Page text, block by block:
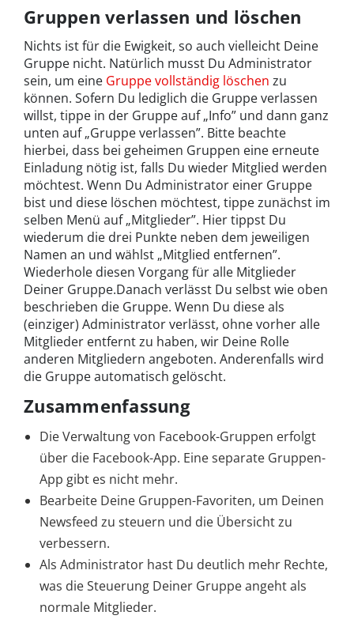
Gruppen verlassen und löschen
Nichts ist für die Ewigkeit, so auch vielleicht Deine
Gruppe nicht. Natürlich musst Du Administrator
sein, um eine Gruppe vollständig löschen zu
können. Sofern Du lediglich die Gruppe verlassen
willst, tippe in der Gruppe auf „Info” und dann ganz
unten auf „Gruppe verlassen”. Bitte beachte
hierbei, dass bei geheimen Gruppen eine erneute
Einladung nötig ist, falls Du wieder Mitglied werden
möchtest. Wenn Du Administrator einer Gruppe
bist und diese löschen möchtest, tippe zunächst im
selben Menü auf „Mitglieder”. Hier tippst Du
wiederum die drei Punkte neben dem jeweiligen
Namen an und wählst „Mitglied entfernen”.
Wiederhole diesen Vorgang für alle Mitglieder
Deiner Gruppe.Danach verlässt Du selbst wie oben
beschrieben die Gruppe. Wenn Du diese als
(einziger) Administrator verlässt, ohne vorher alle
Mitglieder entfernt zu haben, wir Deine Rolle
anderen Mitgliedern angeboten. Anderenfalls wird
die Gruppe automatisch gelöscht.
Zusammenfassung
Die Verwaltung von Facebook-Gruppen erfolgt
über die Facebook-App. Eine separate Gruppen-
App gibt es nicht mehr.
Bearbeite Deine Gruppen-Favoriten, um Deinen
Newsfeed zu steuern und die Übersicht zu
verbessern.
Als Administrator hast Du deutlich mehr Rechte,
was die Steuerung Deiner Gruppe angeht als
normale Mitglieder.